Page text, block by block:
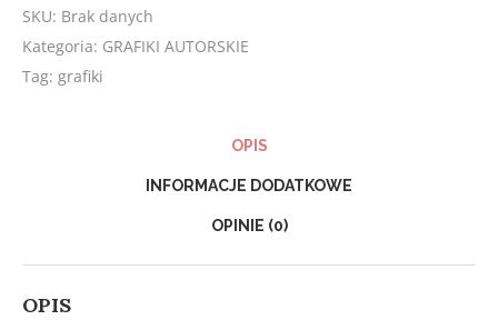
SKU: Brak danych
Kategoria: GRAFIKI AUTORSKIE
Tag: grafiki
OPIS
INFORMACJE DODATKOWE
OPINIE (0)
OPIS